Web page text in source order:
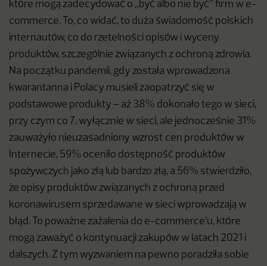
które mogą zadecydować o „być albo nie być” firm w e-
commerce. To, co widać, to duża świadomość polskich
internautów, co do rzetelności opisów i wyceny
produktów, szczególnie związanych z ochroną zdrowia.
Na początku pandemii, gdy została wprowadzona
kwarantanna i Polacy musieli zaopatrzyć się w
podstawowe produkty – aż 38% dokonało tego w sieci,
przy czym co 7. wyłącznie w sieci, ale jednocześnie 31%
zauważyło nieuzasadniony wzrost cen produktów w
Internecie, 59% oceniło dostępność produktów
spożywczych jako złą lub bardzo złą, a 56% stwierdziło,
że opisy produktów związanych z ochroną przed
koronawirusem sprzedawane w sieci wprowadzają w
błąd. To poważne zażalenia do e-commerce’u, które
mogą zaważyć o kontynuacji zakupów w latach 2021 i
dalszych. Z tym wyzwaniem na pewno poradziła sobie